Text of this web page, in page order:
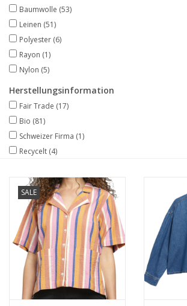
Baumwolle (53)
Leinen (51)
Polyester (6)
Rayon (1)
Nylon (5)
Herstellungsinformation
Fair Trade (17)
Bio (81)
Schweizer Firma (1)
Recycelt (4)
SALE